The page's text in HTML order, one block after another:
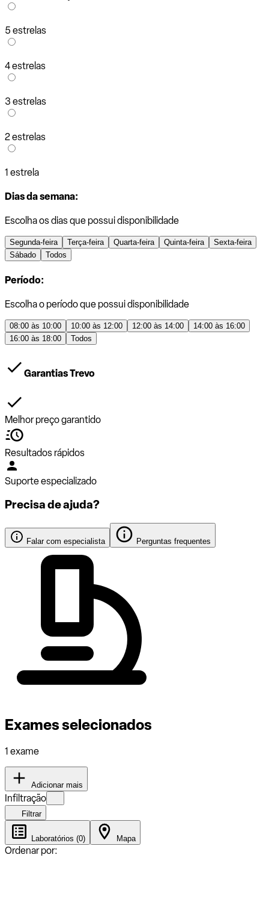
5 estrelas
4 estrelas
3 estrelas
2 estrelas
1 estrela
Dias da semana:
Escolha os dias que possui disponibilidade
Segunda-feira Terça-feira Quarta-feira Quinta-feira
Sexta-feira
Sábado
Todos
Período:
Escolha o período que possui disponibilidade
08:00 às 10:00 10:00 às 12:00 12:00 às 14:00
14:00 às 16:00
16:00 às 18:00
Todos
Garantias Trevo
Melhor preço garantido
Resultados rápidos
Suporte especializado
Precisa de ajuda?
Falar com especialista Perguntas frequentes
Exames selecionados
1 exame
Adicionar mais
Infiltração
Filtrar
Laboratórios (0) Mapa
Ordenar por: